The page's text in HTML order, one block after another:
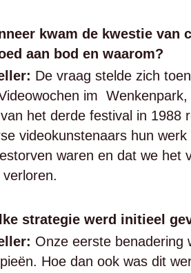
kwam de kwestie van
aan bod en waarom?
De vraag stelde zich
im
het derde festival in 1988
videokunstenaars hun
waren en dat we het
strategie werd initieel
Onze eerste benadering
Hoe dan ook was dit